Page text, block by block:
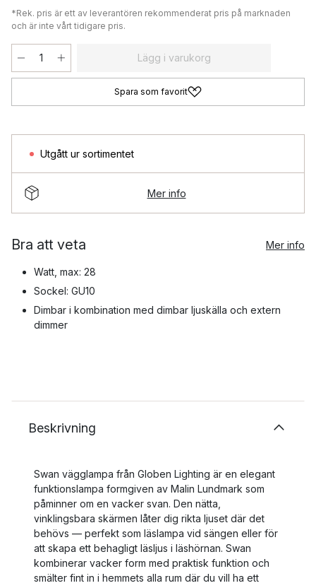
*Rek. pris är ett av leverantören rekommenderat pris på marknaden
och är inte vårt tidigare pris.
Lägg i varukorg
Spara som favorit
Utgått ur sortimentet
Mer info
Bra att veta Mer info
Watt, max: 28
Sockel: GU10
Dimbar i kombination med dimbar ljuskälla och extern
dimmer
Beskrivning
Swan vägglampa från Globen Lighting är en elegant
funktionslampa formgiven av Malin Lundmark som
påminner om en vacker svan. Den nätta,
vinklingsbara skärmen låter dig rikta ljuset där det
behövs — perfekt som läslampa vid sängen eller för
att skapa ett behagligt läsljus i läshörnan. Swan
kombinerar vacker form med praktisk funktion och
smälter fint in i hemmets alla rum där du vill ha ett